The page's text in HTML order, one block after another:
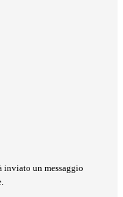
inviato un messaggio